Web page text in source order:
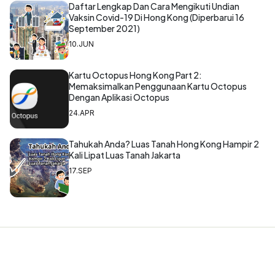
Daftar Lengkap Dan Cara Mengikuti Undian
Vaksin Covid-19 Di Hong Kong (Diperbarui 16
September 2021)
10.JUN
Kartu Octopus Hong Kong Part 2:
Memaksimalkan Penggunaan Kartu Octopus
Dengan Aplikasi Octopus
24.APR
Tahukah Anda? Luas Tanah Hong Kong Hampir 2
Kali Lipat Luas Tanah Jakarta
17.SEP